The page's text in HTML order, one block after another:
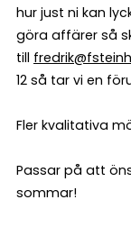
hur just ni kan
göra affärer så
till
12 så tar vi en
Fler kvalitativa
Passar på att
sommar!